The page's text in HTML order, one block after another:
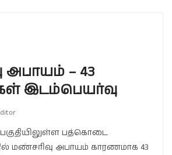
அபாயம் – 43
இடம்பெயர்வு
பத்கொடை
மண்சரிவு அபாயம் காரணமாக 43